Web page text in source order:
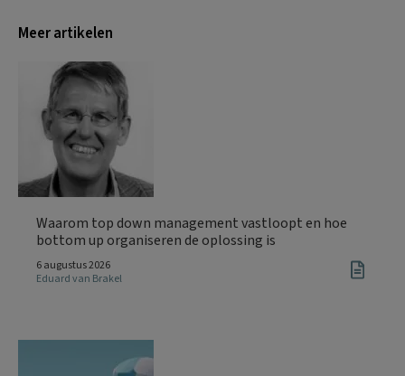
Meer artikelen
Waarom top down management vastloopt en hoe
bottom up organiseren de oplossing is
6 augustus 2026
Eduard van Brakel